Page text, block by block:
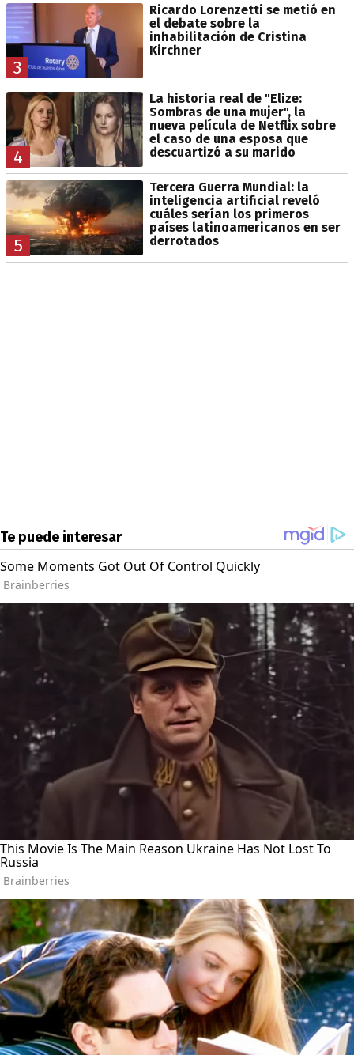
3
Ricardo Lorenzetti se metió en
el debate sobre la
inhabilitación de Cristina
Kirchner
4
La historia real de "Elize:
Sombras de una mujer", la
nueva película de Netflix sobre
el caso de una esposa que
descuartizó a su marido
5
Tercera Guerra Mundial: la
inteligencia artificial reveló
cuáles serían los primeros
países latinoamericanos en ser
derrotados